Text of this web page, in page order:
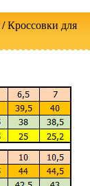
/Кроссовки для